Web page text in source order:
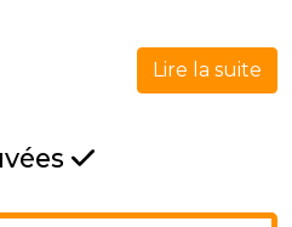
Lire la suite